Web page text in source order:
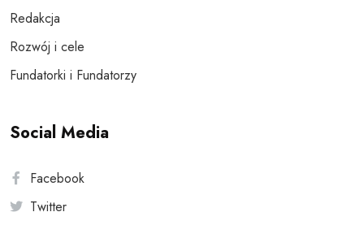
Redakcja
Rozwój i cele
Fundatorki i Fundatorzy
Social Media
Facebook
Twitter